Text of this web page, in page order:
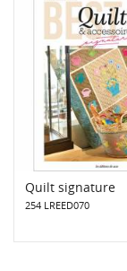
Quilt signature
254 LREED070